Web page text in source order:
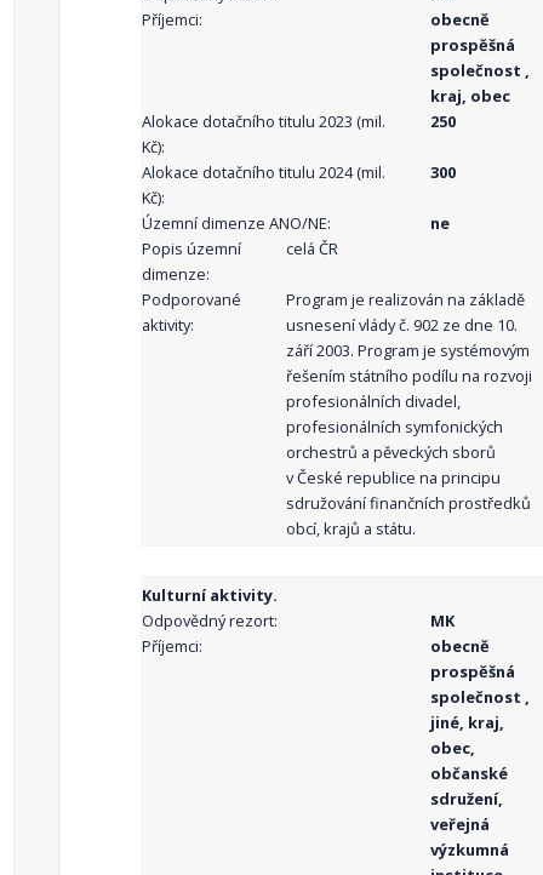
Příjemci:
obecně
prospěšná
společnost ,
kraj, obec
Alokace dotačního titulu 2023 (mil.
Kč):
250
Alokace dotačního titulu 2024 (mil.
Kč):
300
Územní dimenze ANO/NE:
ne
Popis územní
dimenze:
celá ČR
Podporované
aktivity:
Program je realizován na základě
usnesení vlády č. 902 ze dne 10.
září 2003. Program je systémovým
řešením státního podílu na rozvoji
profesionálních divadel,
profesionálních symfonických
orchestrů a pěveckých sborů
v České republice na principu
sdružování finančních prostředků
obcí, krajů a státu.
Kulturní aktivity.
Odpovědný rezort:
MK
Příjemci:
obecně
prospěšná
společnost ,
jiné, kraj,
obec,
občanské
sdružení,
veřejná
výzkumná